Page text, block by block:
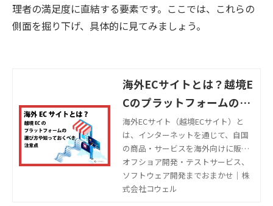
理者の満足度に直結する要素です。ここでは、これらの
側面を掘り下げ、具体的に見てみましょう。
海外ECサイトとは？越境E
Cのプラットフォームの選
び方や知っておくべき注意
点
海外ECサイト（越境ECサイト）と
は、インターネットを通じて、自国
の商品・サービスを海外向けに販売
するサイトです。本記事では、越境E
Cのプラットフォームの選び方や、知
っておくべき注意点を解説します。
オフショア開発・テストサービス、
ソフトウェア開発までおまかせ｜株
式会社コウェル